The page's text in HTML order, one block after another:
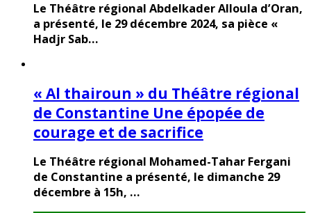
Le Théâtre régional Abdelkader Alloula d’Oran,
a présenté, le 29 décembre 2024, sa pièce «
Hadjr Sab…
« Al thairoun » du Théâtre régional
de Constantine Une épopée de
courage et de sacrifice
Le Théâtre régional Mohamed-Tahar Fergani
de Constantine a présenté, le dimanche 29
décembre à 15h, …